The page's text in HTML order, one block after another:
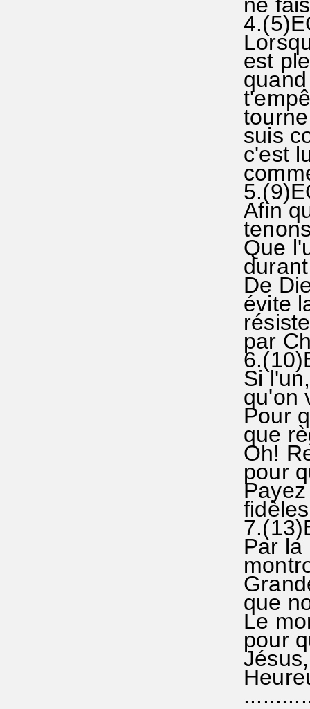
est
suis
c'est
Afin
Que
De
évite
par
Si
qu'on
Pour
que
Oh!
pour
Par la
que
Le
pour